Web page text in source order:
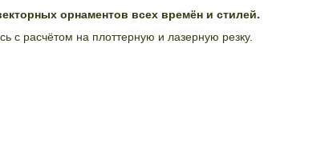
орнаментов всех времён и стилей.
с расчётом на плоттерную и лазерную резку.